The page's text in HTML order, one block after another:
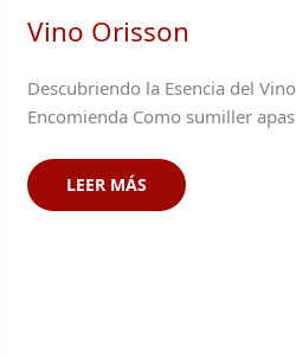
Vino Orisson
Descubriendo la Esencia del
Encomienda Como sumiller
LEER MÁS